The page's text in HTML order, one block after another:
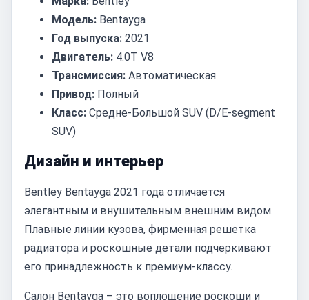
Модель: Bentayga
Год выпуска: 2021
Двигатель: 4.0T V8
Трансмиссия: Автоматическая
Привод: Полный
Класс: Средне-Большой SUV (D/E-segment
SUV)
Дизайн и интерьер
Bentley Bentayga 2021 года отличается
элегантным и внушительным внешним видом.
Плавные линии кузова, фирменная решетка
радиатора и роскошные детали подчеркивают
его принадлежность к премиум-классу.
Салон Bentayga – это воплощение роскоши и